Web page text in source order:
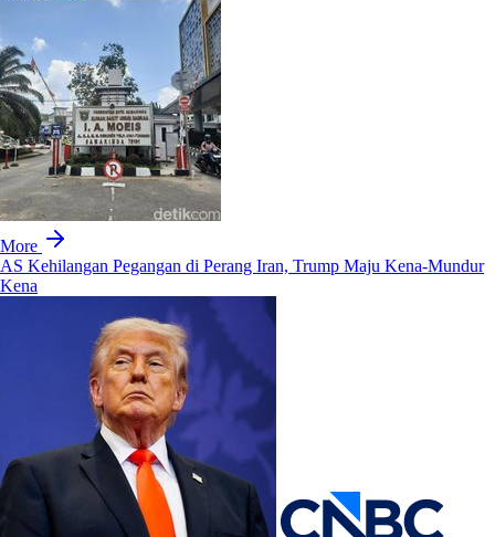
More
AS Kehilangan Pegangan di Perang Iran, Trump Maju Kena-Mundur
Kena